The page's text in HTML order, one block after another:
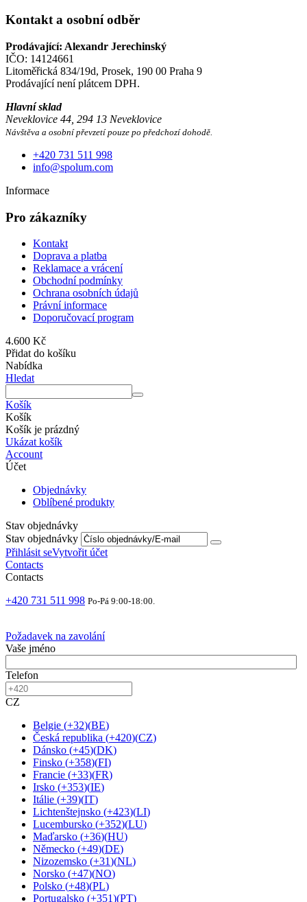
Kontakt a osobní odběr
Prodávající: Alexandr Jerechinský
IČO: 14124661
Litoměřická 834/19d, Prosek, 190 00 Praha 9
Prodávající není plátcem DPH.
Hlavní sklad
Neveklovice 44, 294 13 Neveklovice
Návštěva a osobní převzetí pouze po předchozí dohodě.
+420 731 511 998
info@spolum.com
Informace
Pro zákazníky
Kontakt
Doprava a platba
Reklamace a vrácení
Obchodní podmínky
Ochrana osobních údajů
Právní informace
Doporučovací program
4.600 Kč
Přidat do košíku
Nabídka
Hledat
Košík
Košík
Košík je prázdný
Ukázat košík
Account
Účet
Objednávky
Oblíbené produkty
Stav objednávky
Stav objednávky
Přihlásit seVytvořit účet
Contacts
Contacts
+420 731 511 998 Po-Pá 9:00-18:00.
Požadavek na zavolání
Vaše jméno
Telefon
CZ
Belgie (+32)(BE)
Česká republika (+420)(CZ)
Dánsko (+45)(DK)
Finsko (+358)(FI)
Francie (+33)(FR)
Irsko (+353)(IE)
Itálie (+39)(IT)
Lichtenštejnsko (+423)(LI)
Lucembursko (+352)(LU)
Maďarsko (+36)(HU)
Německo (+49)(DE)
Nizozemsko (+31)(NL)
Norsko (+47)(NO)
Polsko (+48)(PL)
Portugalsko (+351)(PT)